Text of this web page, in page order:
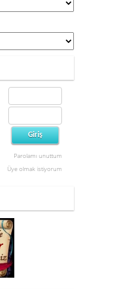
Parolamı unuttum
Üye olmak istiyorum